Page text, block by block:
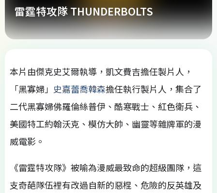
雷霆特攻隊 THUNDERBOLTS
本片由傑克史艾爾執導，凱文費吉擔任製片人，
「黑寡婦」 史嘉蕾喬韓森擔任執行製片人，集合了
二代黑寡婦佛羅倫絲普伊、酷寒戰士、紅色衛兵、
美國特工約翰沃克、模仿大帥、幽靈等雜牌軍的漫
威電影。
《雷霆特攻隊》被喻為漫威最致命的超級團隊，這
支奇葩隊伍裡有改過自新的惡棍、危險的反英雄及